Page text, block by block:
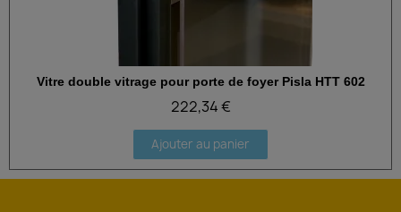
Aperçu rapide
Vitre double vitrage pour porte de foyer Pisla HTT 602
222,34 €
Ajouter au panier